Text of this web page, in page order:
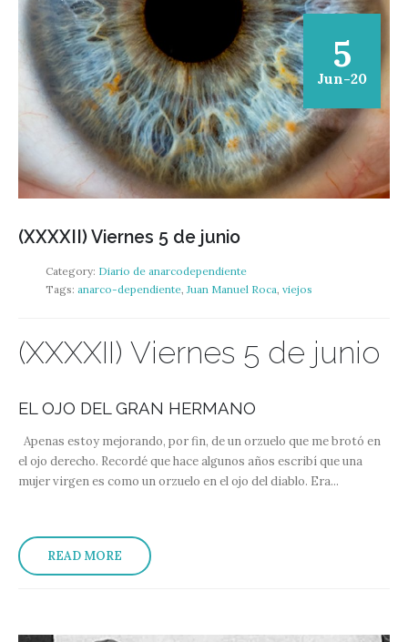
5
Jun-20
(XXXXII) Viernes 5 de junio
Category: Diario de anarcodependiente
Tags: anarco-dependiente,Juan Manuel Roca, viejos
(XXXXII) Viernes 5 de junio
EL OJO DEL GRAN HERMANO
Apenas estoy mejorando, por fin, de un orzuelo que me brotó en
el ojo derecho. Recordé que hace algunos años escribí que una
mujer virgen es como un orzuelo en el ojo del diablo. Era...
READ MORE